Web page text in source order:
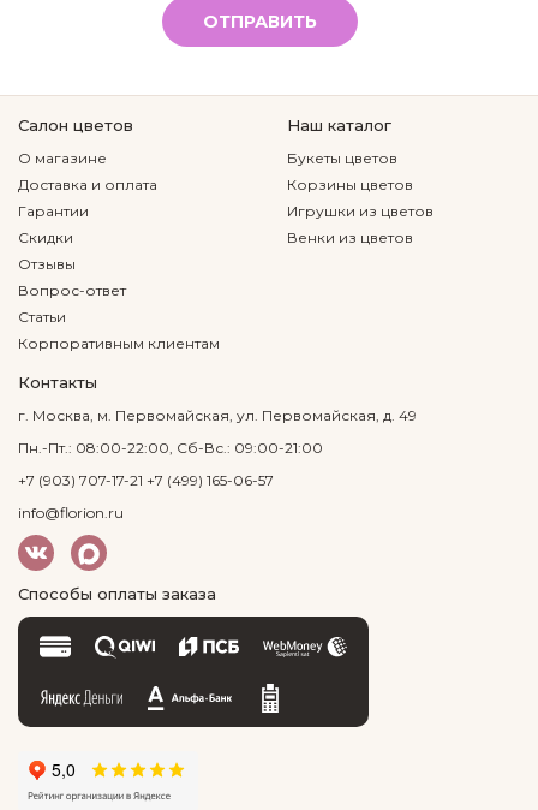
ОТПРАВИТЬ
Салон цветов
О магазине
Доставка и оплата
Гарантии
Скидки
Отзывы
Вопрос-ответ
Статьи
Корпоративным клиентам
Наш каталог
Букеты цветов
Корзины цветов
Игрушки из цветов
Венки из цветов
Контакты
г. Москва, м. Первомайская, ул. Первомайская, д. 49
Пн.-Пт.: 08:00-22:00, Сб-Вс.: 09:00-21:00
+7 (903) 707-17-21 +7 (499) 165-06-57
info@florion.ru
Способы оплаты заказа